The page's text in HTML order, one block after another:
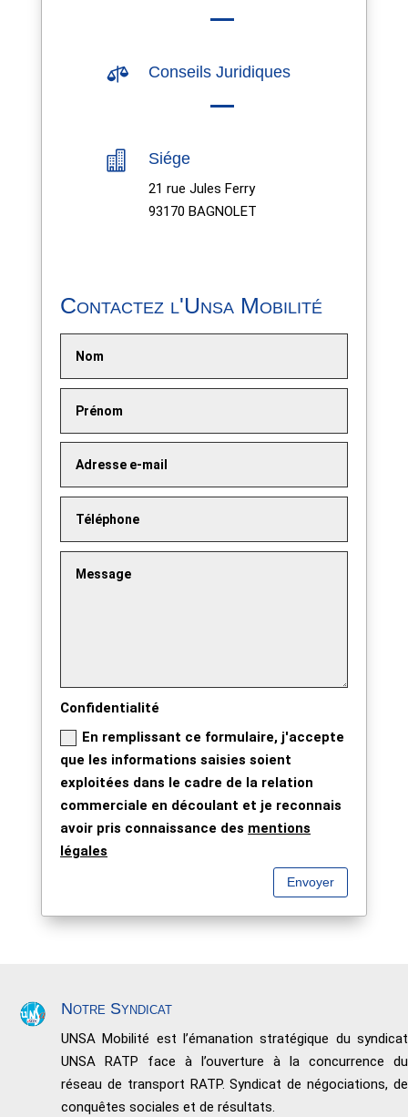
 Conseils Juridiques
 Siége
21 rue Jules Ferry
93170 BAGNOLET
Contactez l'Unsa Mobilité
Confidentialité
En remplissant ce formulaire, j'accepte
que les informations saisies soient
exploitées dans le cadre de la relation
commerciale en découlant et je reconnais
avoir pris connaissance des mentions
légales
Envoyer
Notre Syndicat
UNSA Mobilité est l’émanation stratégique du syndicat
UNSA RATP face à l’ouverture à la concurrence du
réseau de transport RATP. Syndicat de négociations, de
conquêtes sociales et de résultats.